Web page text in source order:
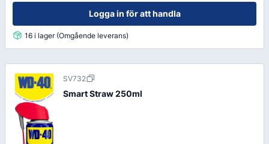
Logga in för att handla
16 i lager (Omgående leverans)
SV732
Smart Straw 250ml